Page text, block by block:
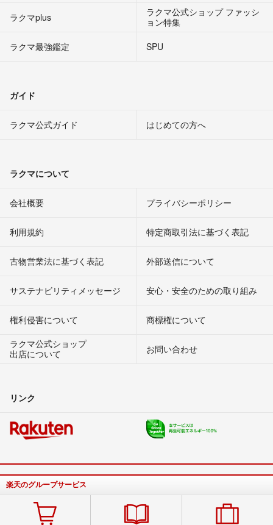
ラクマplus
ラクマ公式ショップ ファッシ
ョン特集
ラクマ最強鑑定
SPU
ガイド
ラクマ公式ガイド はじめての方へ
ラクマについて
会社概要 プライバシーポリシー
利用規約 特定商取引法に基づく表記
古物営業法に基づく表記 外部送信について
サステナビリティメッセージ 安心・安全のための取り組み
権利侵害について
商標権について
ラクマ公式ショップ
出店について
お問い合わせ
リンク
楽天のグループサービス